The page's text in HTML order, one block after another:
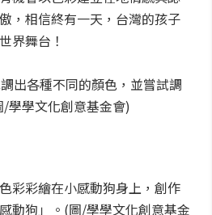
，相信終有一天，台灣的孩子
界舞台！
出各種不同的顏色，並嘗試調
學學文化創意基金會)
彩彩繪在小感動狗身上，創作
動狗」。(圖/學學文化創意基金